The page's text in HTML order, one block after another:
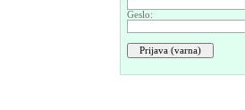
Geslo: